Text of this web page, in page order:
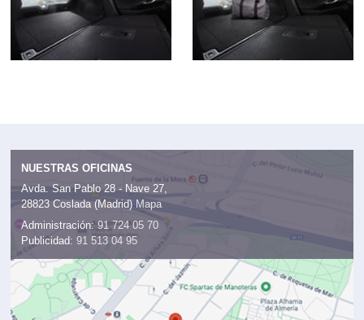
NUESTRAS OFICINAS
Avda. San Pablo 28 - Nave 27,
28823 Coslada (Madrid) Mapa
Administración: 91 724 05 70
Publicidad: 91 513 04 95